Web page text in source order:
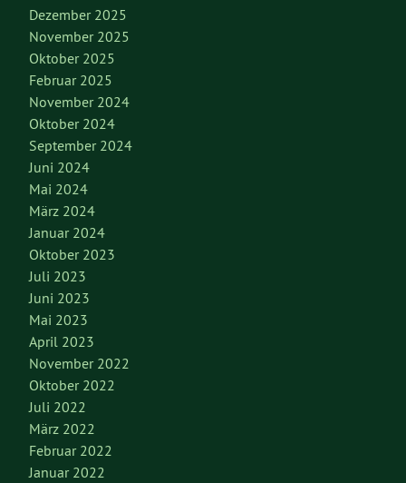
Dezember 2025
November 2025
Oktober 2025
Februar 2025
November 2024
Oktober 2024
September 2024
Juni 2024
Mai 2024
März 2024
Januar 2024
Oktober 2023
Juli 2023
Juni 2023
Mai 2023
April 2023
November 2022
Oktober 2022
Juli 2022
März 2022
Februar 2022
Januar 2022